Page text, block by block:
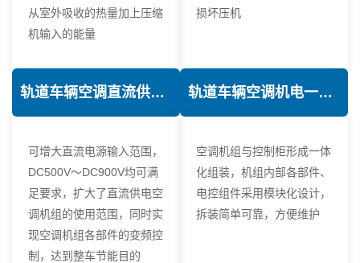
从室外吸收的热量加上压缩
机输入的能量
损坏压机
轨道车辆空调直流供电技术
可增大直流电源输入范围，
DC500V～DC900V均可满
足要求，扩大了直流供电空
调机组的使用范围，同时实
现空调机组各部件的变频控
制，达到整车节能目的
轨道车辆空调机电一体化技术
空调机组与控制柜形成一体
化组装，机组内部各部件、
电控组件采用模块化设计，
拆装简单可靠，方便维护